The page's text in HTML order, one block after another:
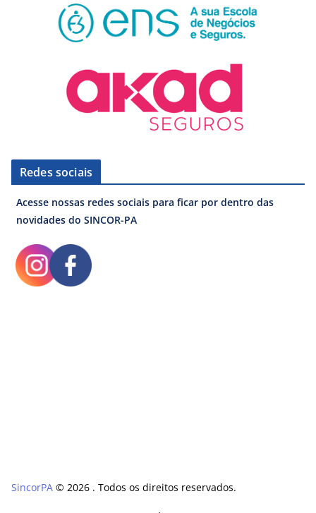
Redes sociais
Acesse nossas redes sociais para ficar por dentro das
novidades do SINCOR-PA
SincorPA © 2026 . Todos os direitos reservados.